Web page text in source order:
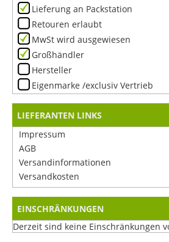
Lieferung an Packstation
Retouren erlaubt
MwSt wird ausgewiesen
Großhändler
Hersteller
Eigenmarke /exclusiv Vertrieb
LIEFERANTEN LINKS
Impressum
AGB
Versandinformationen
Versandkosten
EINSCHRÄNKUNGEN
Derzeit sind keine Einschränkungen